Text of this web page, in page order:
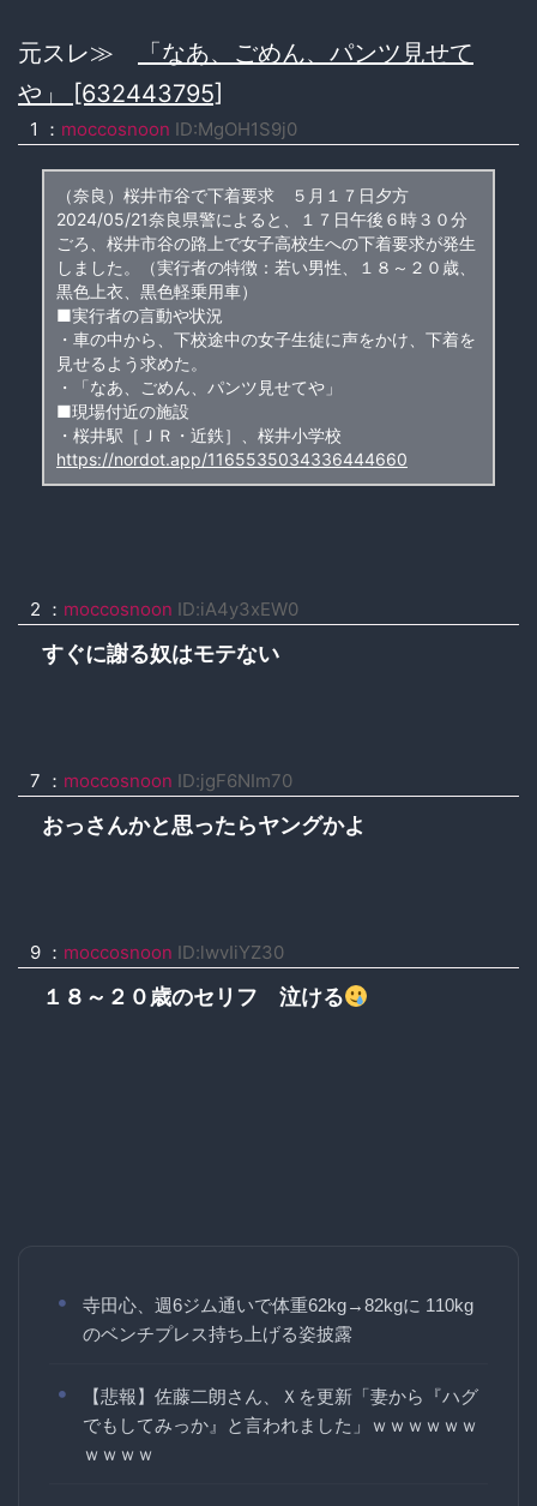
元スレ≫
「なあ、ごめん、パンツ見せて
や」 [632443795]
1 ： moccosnoon ID:MgOH1S9j0
（奈良）桜井市谷で下着要求 ５月１７日夕方
2024/05/21奈良県警によると、１７日午後６時３０分
ごろ、桜井市谷の路上で女子高校生への下着要求が発生
しました。（実行者の特徴：若い男性、１８～２０歳、
黒色上衣、黒色軽乗用車）
■実行者の言動や状況
・車の中から、下校途中の女子生徒に声をかけ、下着を
見せるよう求めた。
・「なあ、ごめん、パンツ見せてや」
■現場付近の施設
・桜井駅［ＪＲ・近鉄］、桜井小学校
https://nordot.app/1165535034336444660
2 ： moccosnoon ID:iA4y3xEW0
すぐに謝る奴はモテない
7 ： moccosnoon ID:jgF6NIm70
おっさんかと思ったらヤングかよ
9 ： moccosnoon ID:lwvIiYZ30
１８～２０歳のセリフ 泣ける
寺田心、週6ジム通いで体重62kg→82kgに 110kg
のベンチプレス持ち上げる姿披露
【悲報】佐藤二朗さん、Ｘを更新「妻から『ハグ
でもしてみっか』と言われました」ｗｗｗｗｗｗ
ｗｗｗｗ